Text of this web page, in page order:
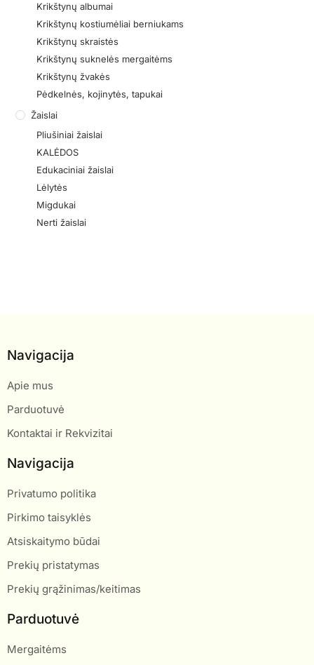
Krikštynų albumai
Krikštynų kostiumėliai berniukams
Krikštynų skraistės
Krikštynų suknelės mergaitėms
Krikštynų žvakės
Pėdkelnės, kojinytės, tapukai
Žaislai
Pliušiniai žaislai
KALĖDOS
Edukaciniai žaislai
Lėlytės
Migdukai
Nerti žaislai
Navigacija
Apie mus
Parduotuvė
Kontaktai ir Rekvizitai
Navigacija
Privatumo politika
Pirkimo taisyklės
Atsiskaitymo būdai
Prekių pristatymas
Prekių grąžinimas/keitimas
Parduotuvė
Mergaitėms